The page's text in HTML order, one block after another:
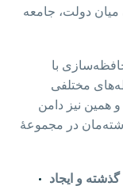
دولت، جامعه
با
مختلفی
و همین نیز دامن
در مجموعهٔ
و ایجاد